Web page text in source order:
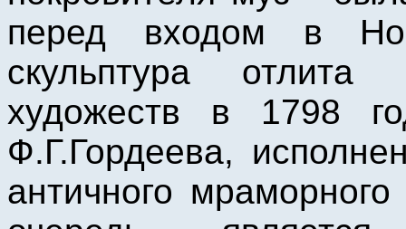
перед входом в
скульптура
художеств в 1798
Ф.Г.Гордеева,
античного